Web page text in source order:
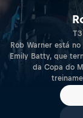
Rob Warner está
Emily Batty, que
da Copa do